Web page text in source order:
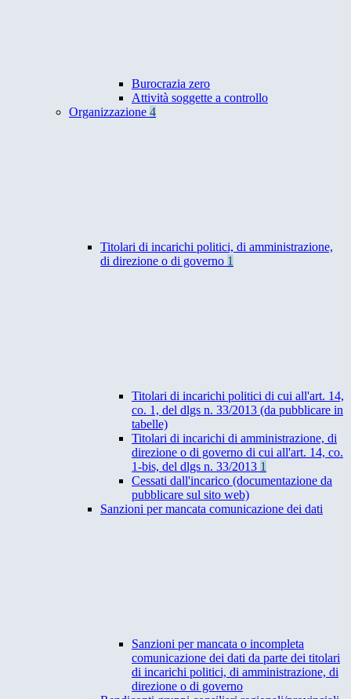
Burocrazia zero
Attività soggette a controllo
Organizzazione 4
Titolari di incarichi politici, di amministrazione,
di direzione o di governo 1
Titolari di incarichi politici di cui all'art. 14,
co. 1, del dlgs n. 33/2013 (da pubblicare in
tabelle)
Titolari di incarichi di amministrazione, di
direzione o di governo di cui all'art. 14, co.
1-bis, del dlgs n. 33/2013 1
Cessati dall'incarico (documentazione da
pubblicare sul sito web)
Sanzioni per mancata comunicazione dei dati
Sanzioni per mancata o incompleta
comunicazione dei dati da parte dei titolari
di incarichi politici, di amministrazione, di
direzione o di governo